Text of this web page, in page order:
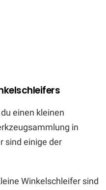
einen kleinen
in
sind einige der
Winkelschleifer sind